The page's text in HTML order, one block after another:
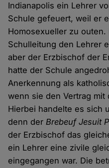
Indianapolis ein Lehrer
Schule gefeuert, weil er
Homosexueller zu
Schulleitung den Lehrer
aber der Erzbischof der
hatte der Schule
Anerkennung als
wenn sie den Vertrag
Hierbei handelte es sich
denn derBrebeuf Jesuit
der Erzbischof das
ein Lehrer eine zivile
eingegangen war. Die